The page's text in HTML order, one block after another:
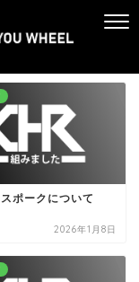
ポークについて
2026年1月8日